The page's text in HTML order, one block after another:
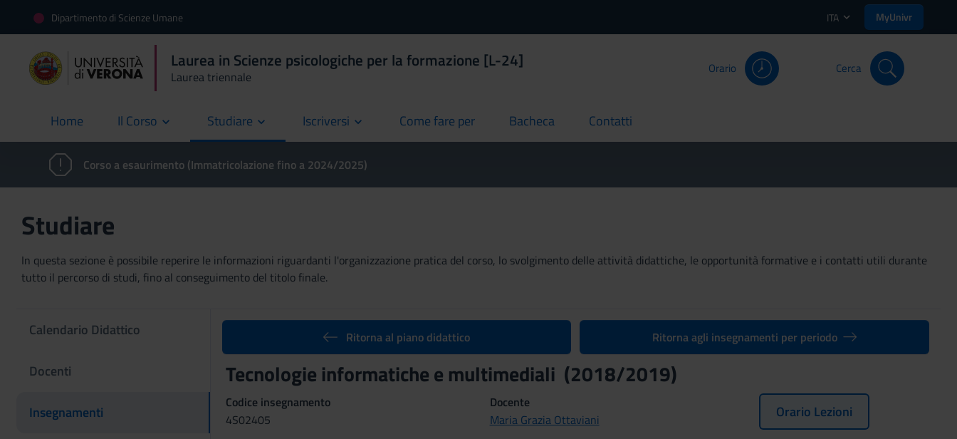
Dipartimento di Scienze Umane ITA MyUnivr
Laurea in Scienze psicologiche per la formazione [L-24]
Laurea triennale
Orario Cerca
Home
current Il Corso Studiare Iscriversi Come fare per
current Bacheca
current Contatti
current
Corso a esaurimento (Immatricolazione fino a 2024/2025)
Studiare
In questa sezione è possibile reperire le informazioni riguardanti l'organizzazione pratica del corso, lo svolgimento delle attività didattiche, le opportunità formative e i contatti utili durante
tutto il percorso di studi, fino al conseguimento del titolo finale.
Calendario Didattico
Docenti
Insegnamenti
Ritorna al piano didattico Ritorna agli insegnamenti per periodo
Tecnologie informatiche e multimediali (2018/2019)
Codice insegnamento
4S02405
Docente
Maria Grazia Ottaviani
Orario Lezioni